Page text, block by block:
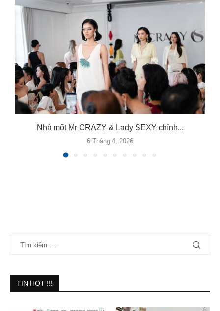
Nhà mốt Mr CRAZY & Lady SEXY chính...
6 Tháng 4, 2026
TIN HOT !!!